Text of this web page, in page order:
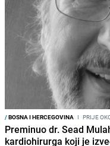
/BOSNA I HERCEGOVINA I PRIJE
Preminuo dr. Sead
kardiohirurga koji je